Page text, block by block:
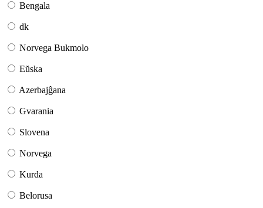
Bengala
dk
Norvega Bukmolo
Eŭska
Azerbajĝana
Gvarania
Slovena
Norvega
Kurda
Belorusa